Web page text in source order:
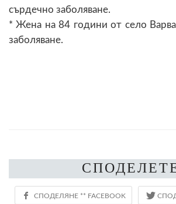
сърдечно заболяване.
* Жена на 84 години от село
заболяване.